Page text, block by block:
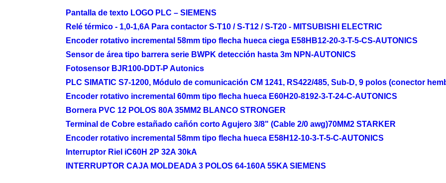
Pantalla de texto LOGO PLC – SIEMENS
Relé térmico - 1,0-1,6A Para contactor S-T10 / S-T12 / S-T20 - MITSUBISHI ELECTRIC
Encoder rotativo incremental 58mm tipo flecha hueca ciega E58HB12-20-3-T-5-CS-AUTONICS
Sensor de área tipo barrera serie BWPK detección hasta 3m NPN-AUTONICS
Fotosensor BJR100-DDT-P Autonics
PLC SIMATIC S7-1200, Módulo de comunicación CM 1241, RS422/485, Sub-D, 9 polos (conector
Encoder rotativo incremental 60mm tipo flecha hueca E60H20-8192-3-T-24-C-AUTONICS
Bornera PVC 12 POLOS 80A 35MM2 BLANCO STRONGER
Terminal de Cobre estañado cañón corto Agujero 3/8" (Cable 2/0 awg)70MM2 STARKER
Encoder rotativo incremental 58mm tipo flecha hueca E58H12-10-3-T-5-C-AUTONICS
Interruptor Riel iC60H 2P 32A 30kA
INTERRUPTOR CAJA MOLDEADA 3 POLOS 64-160A 55KA SIEMENS